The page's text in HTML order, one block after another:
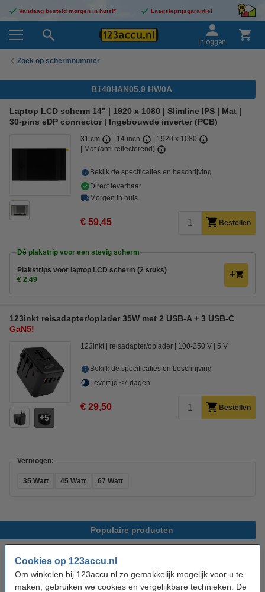
Cookies op 123accu.nl
Om winkelen bij 123accu.nl zo gemakkelijk mogelijk voor u te
maken, gebruiken we cookies en vergelijkbare technieken. De
Vandaag besteld morgen in huis!* Laagsteprijsgarantie!
Inloggen
Zoek op schermnummer
B140HAN05.9 HW0A
Laptop LCD scherm 14" | 1920 x 1080 | Slimline IPS | Mat |
30-pins eDP connector | Ingebouwde inverter (PCB)
31 cm 14 inch
1920 x 1080
Mat (anti-reflecterend)
Bekijk de specificaties en beschrijving
Direct leverbaar
Morgen in huis
€ 59,45 Bestellen
Dé plakstrip voor een stevig scherm
Plakstrips voor laptop LCD scherm (2 stuks)
€ 2,49
123inkt reisadapter/oplader 35W met 2 USB-A + 3 USB-C
GaN5!
5
123inkt reisadapter/oplader 100-250 V 5 V
Bekijk de specificaties en beschrijving
Levertijd <7 dagen
€ 29,50 Bestellen
Vermogen:
35 Watt 45 Watt 67 Watt
Populaire producten